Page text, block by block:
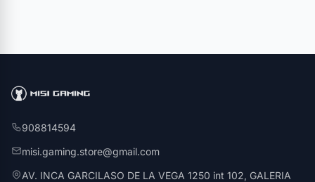
908814594
misi.gaming.store@gmail.com
AV. INCA GARCILASO DE LA VEGA 1250 int 102, GALERIA